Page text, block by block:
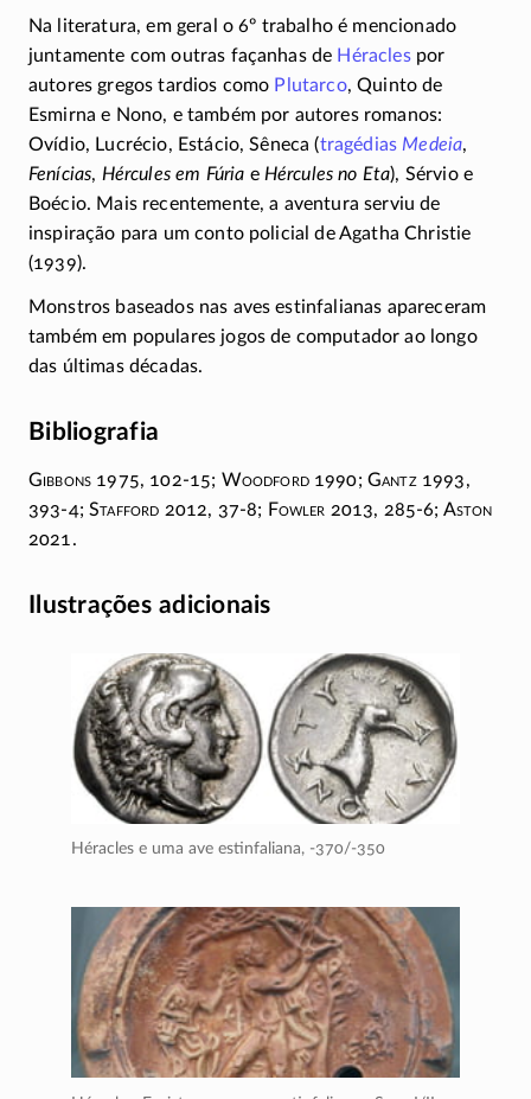
Na literatura, em geral o 6º trabalho é mencionado
juntamente com outras façanhas de Héraclespor
autores gregos tardios como Plutarco, Quinto de
Esmirna e Nono, e também por autores romanos:
Ovídio, Lucrécio, Estácio, Sêneca (tragédias Medeia,
Fenícias, Hércules em Fúria e Hércules no Eta), Sérvio e
Boécio. Mais recentemente, a aventura serviu de
inspiração para um conto policial de Agatha Christie
(1939).
Monstros baseados nas aves estinfalianas apareceram
também em populares jogos de computador ao longo
das últimas décadas.
Bibliografia
Gibbons 1975, 102-15; Woodford1990; Gantz1993,
393-4; Stafford 2012, 37-8; Fowler 2013, 285-6; Aston
2021.
Ilustrações adicionais
Héracles e uma ave estinfaliana, -370/-350